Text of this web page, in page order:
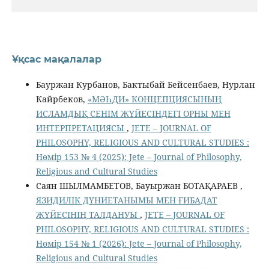
Ұқсас мақалалар
Бауржан Курбанов, Бактыбай Бейсенбаев, Нурлан
Кайрбеков, «МӘҺДИ» КОНЦЕПЦИЯСЫНЫҢ
ИСЛАМДЫҚ СЕНІМ ЖҮЙЕСІНДЕГІ ОРНЫ МЕН
ИНТЕРПРЕТАЦИЯСЫ , JETE – JОURNAL OF
PHILOSOPHY, RELIGIOUS AND CULTURAL STUDIES :
Нөмір 153 № 4 (2025): Jete – Jоurnal of Philosophy,
Religious аnd Cultural Studies
Саян ШЫЛМАМБЕТОВ, Бауыржан БОТАҚАРАЕВ ,
ЯЗИДИЛІК ДҮНИЕТАНЫМЫ МЕН ҒИБАДАТ
ЖҮЙЕСІНІҢ ТАЛДАНУЫ , JETE – JОURNAL OF
PHILOSOPHY, RELIGIOUS AND CULTURAL STUDIES :
Нөмір 154 № 1 (2026): Jete – Jоurnal of Philosophy,
Religious аnd Cultural Studies